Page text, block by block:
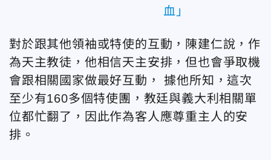
血」
對於跟其他領袖或特使的互動，陳建仁說，作
為天主教徒，他相信天主安排，但也會爭取機
會跟相關國家做最好互動， 據他所知，這次
至少有160多個特使團，教廷與義大利相關單
位都忙翻了，因此作為客人應尊重主人的安
排。